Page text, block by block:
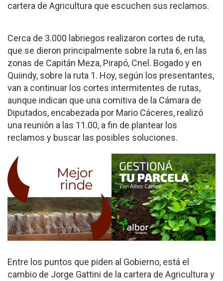
cartera de Agricultura que escuchen sus reclamos.
Cerca de 3.000 labriegos realizaron cortes de ruta,
que se dieron principalmente sobre la ruta 6, en las
zonas de Capitán Meza, Pirapó, Cnel. Bogado y en
Quiindy, sobre la ruta 1. Hoy, según los presentantes,
van a continuar los cortes intermitentes de rutas,
aunque indican que una comitiva de la Cámara de
Diputados, encabezada por Mario Cáceres, realizó
una reunión a las 11.00, a fin de plantear los
reclamos y buscar las posibles soluciones.
Entre los puntos que piden al Gobierno, está el
cambio de Jorge Gattini de la cartera de Agricultura y